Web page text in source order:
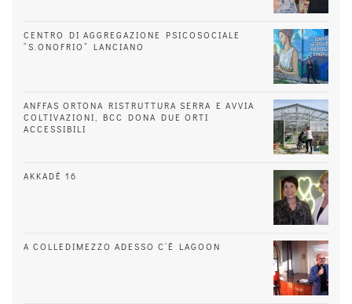
CENTRO DI AGGREGAZIONE PSICOSOCIALE
“S.ONOFRIO” LANCIANO
ANFFAS ORTONA RISTRUTTURA SERRA E AVVIA
COLTIVAZIONI, BCC DONA DUE ORTI
ACCESSIBILI
AKKADÈ 16
A COLLEDIMEZZO ADESSO C’È LAGOON